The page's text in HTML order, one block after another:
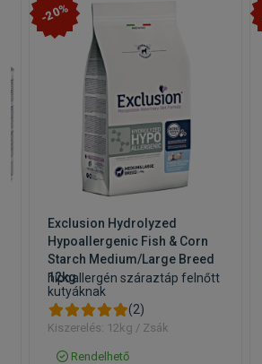
-20%
Exclusion Hydrolyzed
Hypoallergenic Fish & Corn
Starch Medium/Large Breed
12kg
hipoallergén száraztáp felnőtt
kutyáknak
(2)
Kiszerelés: 12kg / Zsák
Rendelhető